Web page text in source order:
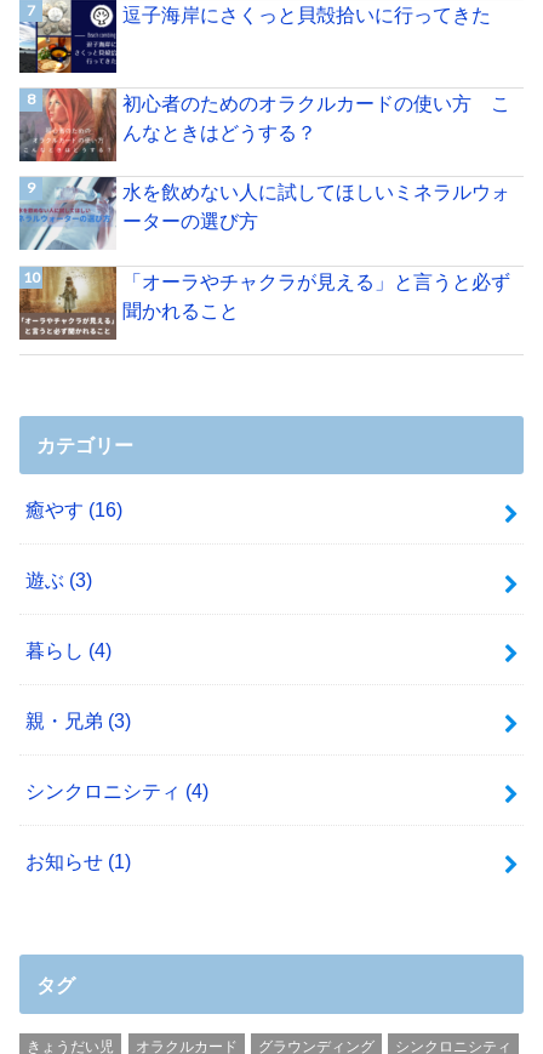
逗子海岸にさくっと貝殻拾いに行ってきた
初心者のためのオラクルカードの使い方 こ
んなときはどうする？
水を飲めない人に試してほしいミネラルウォ
ーターの選び方
「オーラやチャクラが見える」と言うと必ず
聞かれること
カテゴリー
癒やす (16)
遊ぶ (3)
暮らし (4)
親・兄弟 (3)
シンクロニシティ (4)
お知らせ (1)
タグ
きょうだい児 オラクルカード グラウンディング シンクロニシティ